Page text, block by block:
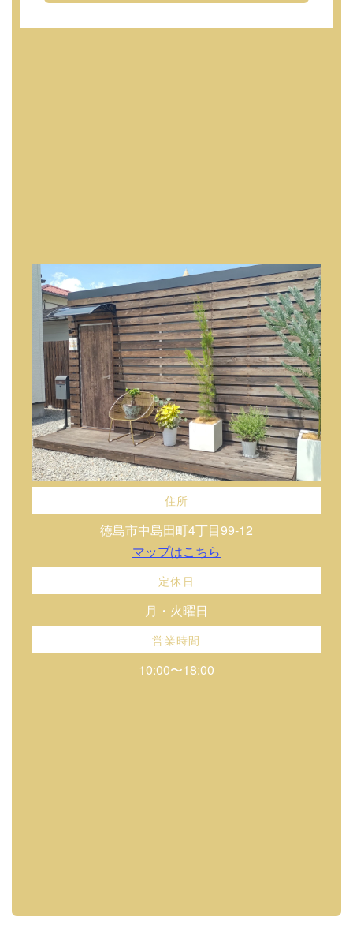
住所
徳島市中島田町4丁目99-12
マップはこちら
定休日
月・火曜日
営業時間
10:00〜18:00